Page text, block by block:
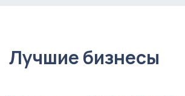
Лучшие бизнесы